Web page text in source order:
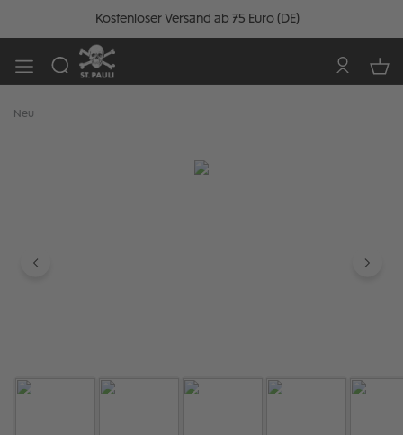
Kostenloser Versand ab 75 Euro (DE)
Neu